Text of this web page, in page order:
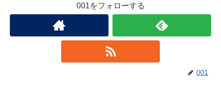
001をフォローする
001